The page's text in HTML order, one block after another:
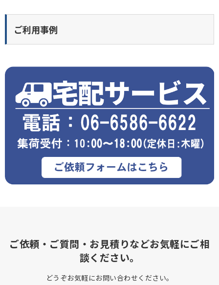
ご利用事例
ご依頼・ご質問・お見積りなどお気軽にご相
談ください。
どうぞお気軽にお問い合わせください。